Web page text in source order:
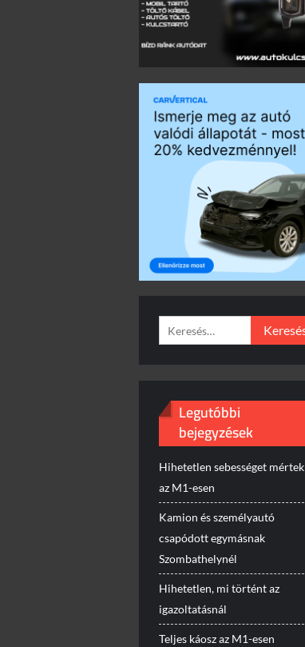
Keresés:
Legutóbbi
bejegyzések
Hihetetlen sebességet mértek
az M1-esen
Kamion és személyautó
csapódott egymásnak
Szombathelynél
Hihetetlen, mi történt az
igazoltatásnál
Teljes káosz az M1-esen